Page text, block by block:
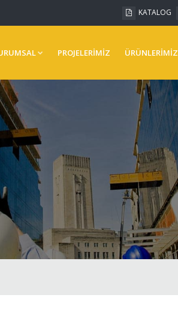
KATALOG
PROJELERİMİZ ÜRÜNLERİMİZ